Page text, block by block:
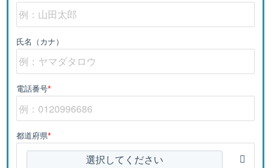
氏名（カナ）
電話番号*
都道府県*
選択してください